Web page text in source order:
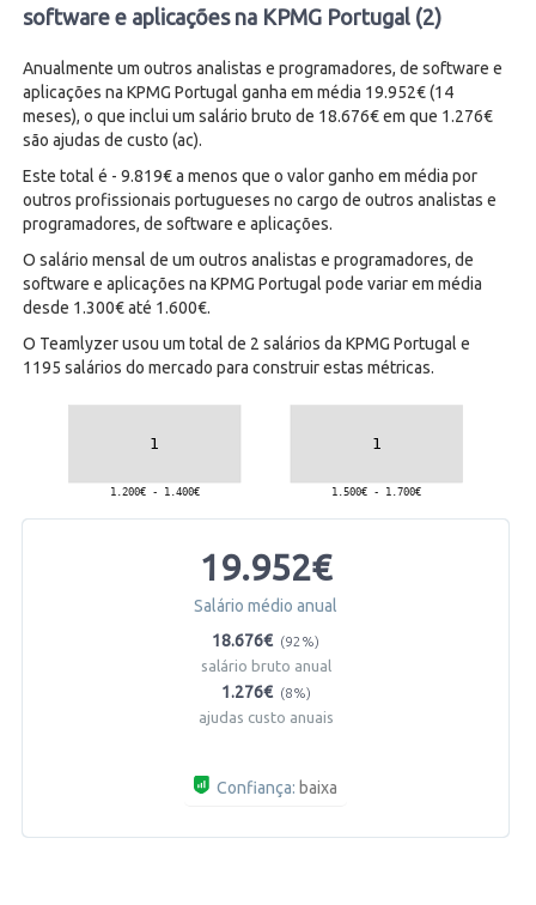
software e aplicações na KPMG Portugal (2)
Anualmente um outros analistas e programadores, de software e
aplicações na KPMG Portugal ganha em média 19.952€ (14
meses), o que inclui um salário bruto de 18.676€ em que 1.276€
são ajudas de custo (ac).
Este total é - 9.819€ a menos que o valor ganho em média por
outros profissionais portugueses no cargo de outros analistas e
programadores, de software e aplicações.
O salário mensal de um outros analistas e programadores, de
software e aplicações na KPMG Portugal pode variar em média
desde 1.300€ até 1.600€.
O Teamlyzer usou um total de 2 salários da KPMG Portugal e
1195 salários do mercado para construir estas métricas.
19.952€
Salário médio anual
18.676€ (92%)
salário bruto anual
1.276€ (8%)
ajudas custo anuais
Confiança: baixa